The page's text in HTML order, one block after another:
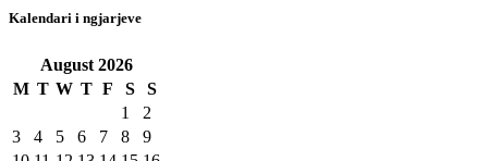
Kalendari i ngjarjeve
August 2026
M T W T F S
S
1
2
3
4 5 6 7 8
9